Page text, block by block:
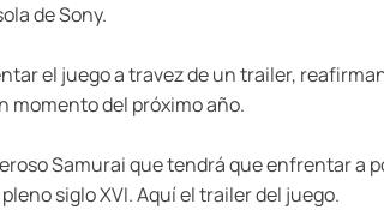
de Sony.
el juego a travez de un trailer,
momento del próximo año.
Samurai que tendrá que enfrentar a
siglo XVI. Aquí el trailer del juego.